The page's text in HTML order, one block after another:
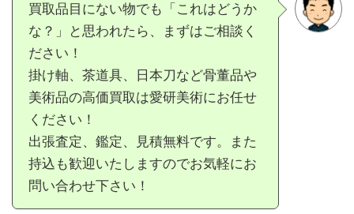
買取品目にない物でも「これはどうか
な？」と思われたら、まずはご相談く
ださい！
掛け軸、茶道具、日本刀など骨董品や
美術品の高価買取は愛研美術にお任せ
ください！
出張査定、鑑定、見積無料です。また
持込も歓迎いたしますのでお気軽にお
問い合わせ下さい！